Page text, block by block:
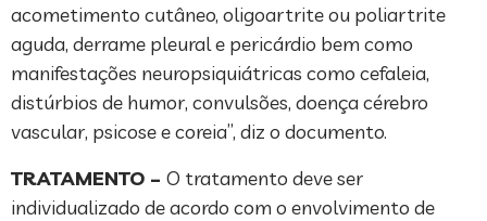
acometimento cutâneo, oligoartrite ou poliartrite
aguda, derrame pleural e pericárdio bem como
manifestações neuropsiquiátricas como cefaleia,
distúrbios de humor, convulsões, doença cérebro
vascular, psicose e coreia”, diz o documento.
TRATAMENTO – O tratamento deve ser
individualizado de acordo com o envolvimento de